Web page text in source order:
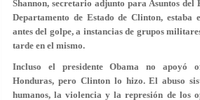
Shannon, secretario adjunto para Asuntos del
Departamento de Estado de Clinton, estaba
antes del golpe, a instancias de grupos
tarde en el mismo.
Incluso el presidente Obama no apoyó
Honduras, pero Clinton lo hizo. El abuso
humanos, la violencia y la represión de los